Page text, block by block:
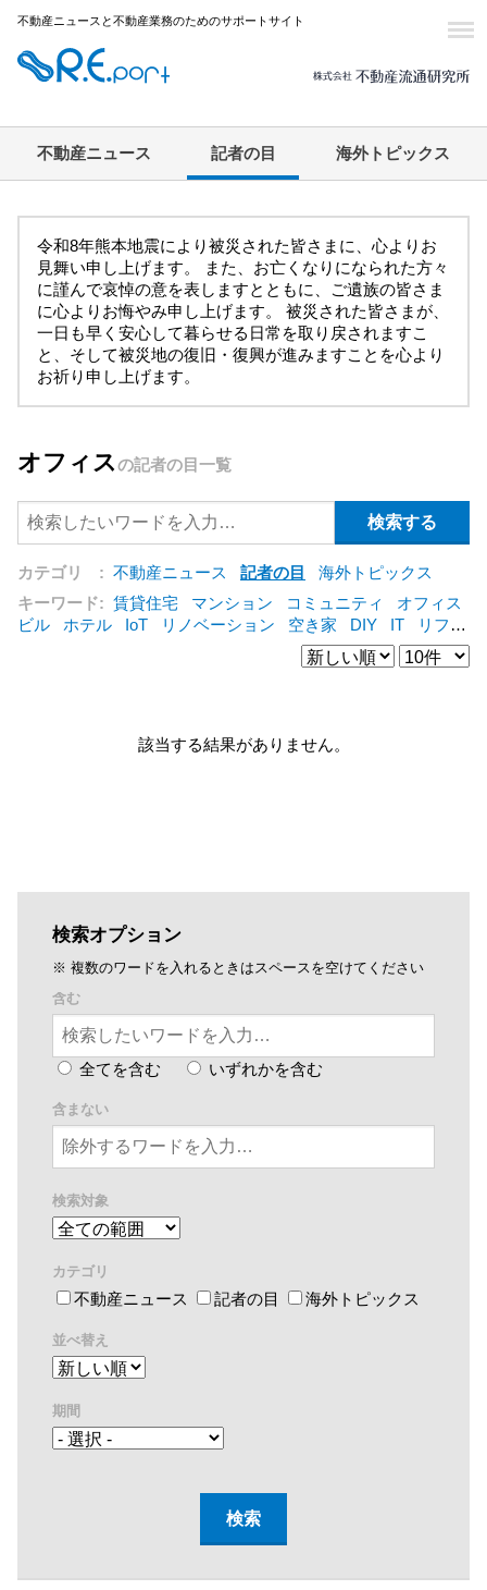
不動産ニュースと不動産業務のためのサポートサイト
不動産ニュース 記者の目 海外トピックス
令和8年熊本地震により被災された皆さまに、心よりお
見舞い申し上げます。 また、お亡くなりになられた方々
に謹んで哀悼の意を表しますとともに、ご遺族の皆さま
に心よりお悔やみ申し上げます。 被災された皆さまが、
一日も早く安心して暮らせる日常を取り戻されますこ
と、そして被災地の復旧・復興が進みますことを心より
お祈り申し上げます。
オフィスの記者の目一覧
カテゴリ : 不動産ニュース 記者の目
海外トピックス
キーワード: 賃貸住宅 マンション コミュニティ
オフィス
ビル
ホテル IoT リノベーション 空き家 DIY IT
リフォ
建売住宅 管理会社
集合住
三菱地所 賃貸借 公営住宅[+]
該当する結果がありません。
検索オプション
※ 複数のワードを入れるときはスペースを空けてください
含む
全てを含む いずれかを含む
含まない
検索対象
カテゴリ
不動産ニュース 記者の目 海外トピックス
並べ替え
期間